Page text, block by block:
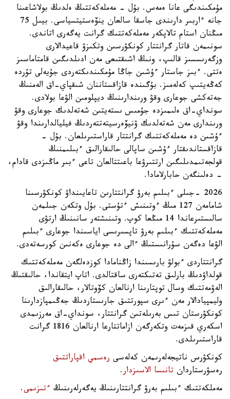
مۇمكىندىگى عانا ەمەس. بۇل - مەملەكەتتىڭ ەلدىڭ بولاشاعىنا
جانە ءاربىر دارىندى جاسقا سالعان ينۆەستيتسياسى. بيىل 75
مىڭنان استام تالاپكەر مەملەكەتتىك گرانت يەگەرى اتاندى.
سونىمەن قاتار گرانتتار كونكۋرسىن وتكىزۋ قاعيدالارى
وزگەرىسسىز قالىپ، ونىڭ اشىقتىعى مەن ادىلدىگىن قامتاماسىز
ەتتى. ءبىز جاستار ءۇشىن جاڭا مۇمكىندىكتەردى جۇيەلى تۇردە
كەڭەيتىپ كەلەمىز. بۇگىندە قازاقستاننان شىقپاي-اق الەمنىڭ
جەتەكشى جوعارى وقۋ ورىندارىنىڭ ديپلومىن الۋعا بولادى.
سونداي-اق ەلىمىزدە جۇمىس ىستەيتىن شەتەلدىك جوعارى وقۋ
ورىندارى مەن شەتەلدىك ۋنيۆەرسيتەتتەردىڭ فيليالدارىندا وقۋ
ءۇشىن دە مەملەكەتتىك گرانتتار قاراستىرىلعان. بۇل -
قازاقستاندىقتار ءۇشىن ساپالى حالىقارالىق ءبىلىمنىڭ
قولجەتىمدىلىگىن ارتتىرۋعا باعىتتالعان تاعى ءبىر ماڭىزدى قادام،
- دەلىنگەن حابارلامادا.
2026 -جىلى ءبىلىم بەرۋ گرانتتارىن تاعايىنداۋ كونكۋرسىنا
شامامەن 127 مىڭ ءوتىنىش ءتۇستى. بۇل وتكەن جىلمەن
سالىستىرعاندا 14 مىڭعا كوپ. وتىنىشتەر سانىنىڭ ارتۋى
مەملەكەتتىك ءبىلىم بەرۋ تاپسىرىسى اياسىندا جوعارى ءبىلىم
الۋعا دەگەن سۇرانىستىڭ ءالى دە جوعارى ەكەنىن كورسەتەدى.
گرانتتاردى ءبولۋ بارىسىندا زاڭنامادا كوزدەلگەن مەملەكەتتىك
قولداۋدىڭ بارلىق تەتىكتەرى ساقتالدى. اتاپ ايتقاندا، حالىقتىڭ
الەۋمەتتىك وسال توپتارىنا ارنالعان كۆوتالار، حالىقارالىق
وليمپيادالار مەن ءىرى سپورتتىق جارىستاردىڭ جەڭىمپازدارىنا
كونكۋرستان تىس بەرىلەتىن گرانتتار، سونداي-اق مەرزىمدى
اسكەري قىزمەت وتكەرگەن ازاماتتارعا ارنالعان 1816 گرانت
قاراستىرىلدى.
كونكۋرس ناتيجەلەرىمەن كەلەسى رەسمي اقپاراتتىق
رەسۋرستاردان تانىسا الاسىزدار.
مەملكەتتىك ءبىلىم بەرۋ گرانتتارىنىڭ يەگەرلەرىنىڭ ءتىزىمى.